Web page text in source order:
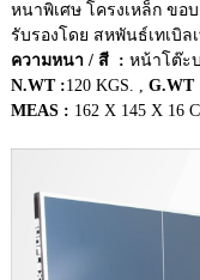
หนาพิเศษ โครงเหล็ก ขอ
รับรองโดย สหพันธ์เทเบิ
ความหนา / สี : หน้าโต๊ะ
N.WT :120 KGS. , G.WT
MEAS : 162 X 145 X 16